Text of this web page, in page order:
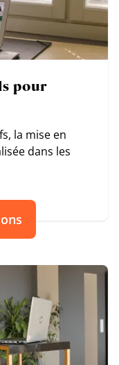
pour
la mise en
dans les